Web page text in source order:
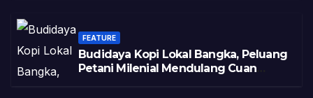
FEATURE
Budidaya Kopi Lokal Bangka, Peluang
Petani Milenial Mendulang Cuan